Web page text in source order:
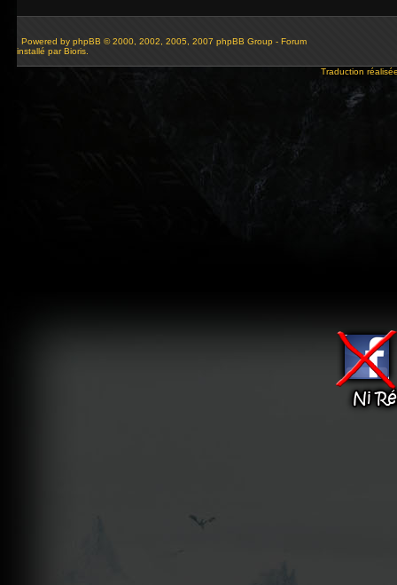
Powered by phpBB © 2000, 2002, 2005, 2007 phpBB Group - Forum
installé par Bioris.
Traduction